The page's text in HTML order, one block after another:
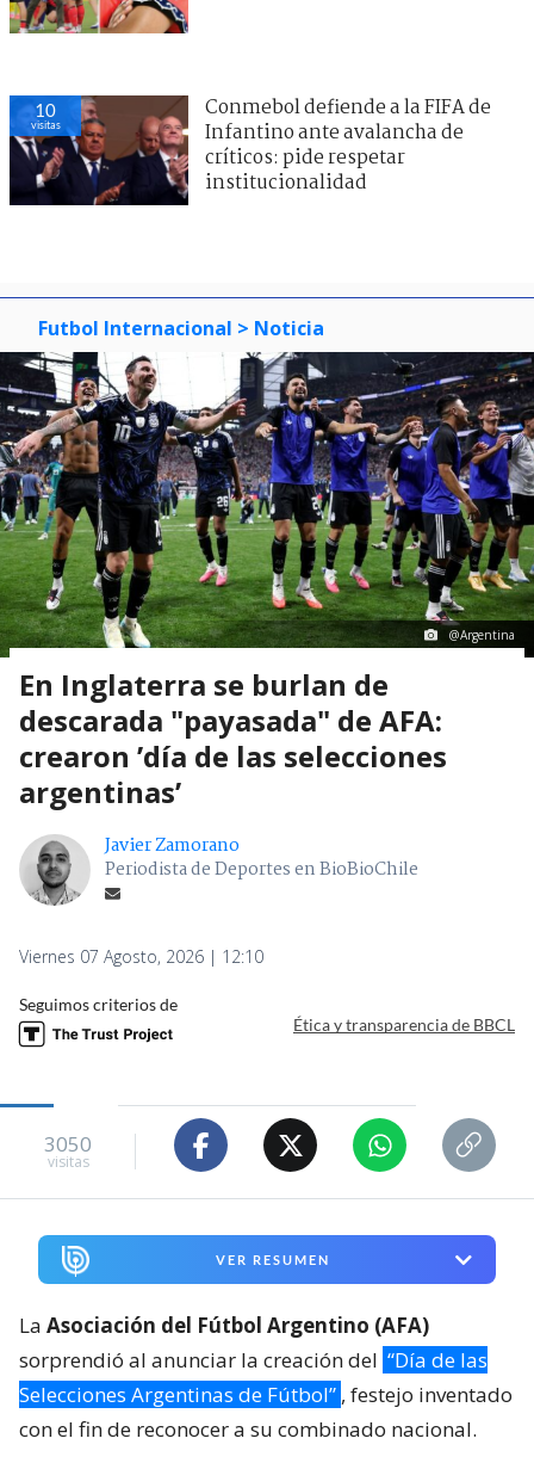
10
visitas
Conmebol defiende a la FIFA de
Infantino ante avalancha de
críticos: pide respetar
institucionalidad
Futbol Internacional > Noticia
@Argentina
En Inglaterra se burlan de
descarada "payasada" de AFA:
crearon ’día de las selecciones
argentinas’
Javier Zamorano
Periodista de Deportes en BioBioChile
Viernes 07 Agosto, 2026 | 12:10
Seguimos criterios de
Ética y transparencia de BBCL
3050
visitas
VER RESUMEN
La Asociación del Fútbol Argentino (AFA)
sorprendió al anunciar la creación del “Día de las
Selecciones Argentinas de Fútbol” , festejo inventado
con el fin de reconocer a su combinado nacional.